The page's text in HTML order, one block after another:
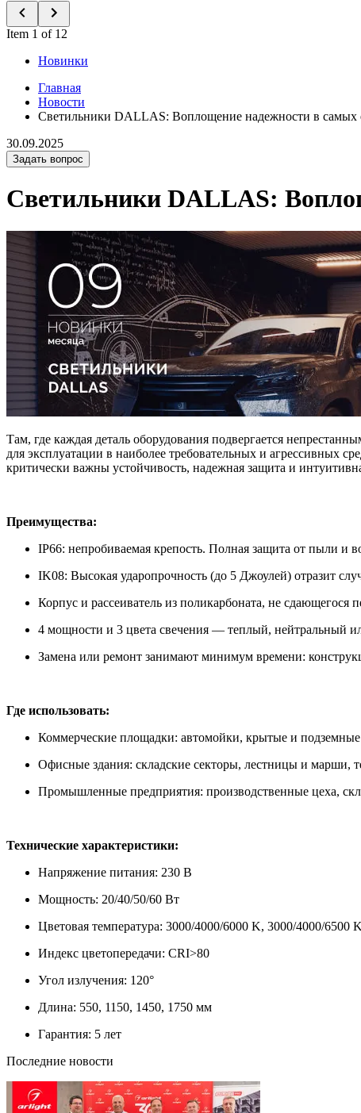
Item 1 of 12
Новинки
Главная
Новости
Светильники DALLAS: Воплощение надежности в самых
30.09.2025
Задать вопрос
Светильники DALLAS:
Там, где каждая деталь оборудования подвергается
для эксплуатации в наиболее требовательных и агрессивных
критически важны устойчивость, надежная защита и
Преимущества:
IP66: непробиваемая крепость. Полная защита от пыли и
IK08: Высокая ударопрочность (до 5 Джоулей) отразит
Корпус и рассеиватель из поликарбоната, не
4 мощности и 3 цвета свечения — теплый, нейтральный
Замена или ремонт занимают минимум времени:
Где использовать:
Коммерческие площадки: автомойки, крытые и
Офисные здания: складские секторы, лестницы и марши,
Промышленные предприятия: производственные цеха,
Технические характеристики:
Напряжение питания: 230 В
Мощность: 20/40/50/60 Вт
Цветовая температура: 3000/4000/6000 K, 3000/4000/6500 K
Индекс цветопередачи: CRI>80
Угол излучения: 120°
Длина: 550, 1150, 1450, 1750 мм
Гарантия: 5 лет
Последние новости